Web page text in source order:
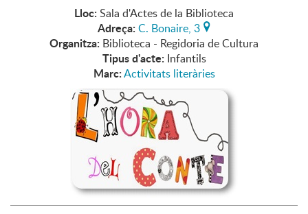
Lloc: Sala d'Actes de la Biblioteca
Adreça: C. Bonaire, 3
Organitza: Biblioteca - Regidoria de Cultura
Tipus d'acte: Infantils
Marc:Activitats literàries